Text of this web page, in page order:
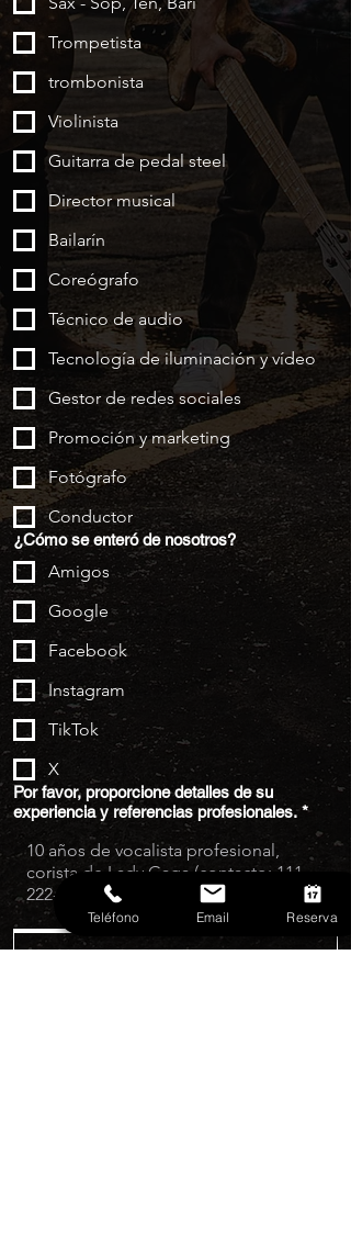
Trompetista
trombonista
Violinista
Guitarra de pedal steel
Director musical
Bailarín
Coreógrafo
Técnico de audio
Tecnología de iluminación y vídeo
Gestor de redes sociales
Promoción y marketing
Fotógrafo
Conductor
¿Cómo se enteró de nosotros?
Amigos
Google
Facebook
Instagram
TikTok
X
Por favor, proporcione detalles de su
experiencia y referencias profesionales. *
Aplicar
Teléfono Email Reserva